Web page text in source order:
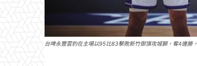
台啤永豐雲豹在主場以95比83擊敗新竹御嵿攻城獅，奪4連勝，